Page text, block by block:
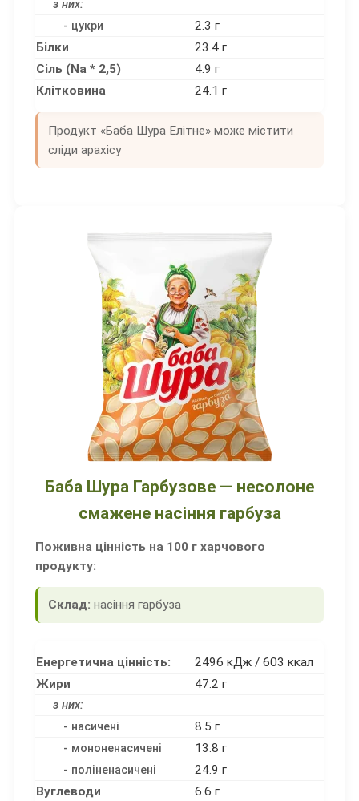
з них:
- цукри
2.3 г
Білки
23.4 г
Сіль (Na * 2,5)
4.9 г
Клітковина
24.1 г
Продукт «Баба Шура Елітне» може містити
сліди арахісу
Баба Шура Гарбузове — несолоне
смажене насіння гарбуза
Поживна цінність на 100 г харчового
продукту:
Склад: насіння гарбуза
Енергетична цінність:
2496 кДж / 603 ккал
Жири
47.2 г
з них:
- насичені 8.5 г
- мононенасичені 13.8 г
- поліненасичені
24.9 г
Вуглеводи
6.6 г